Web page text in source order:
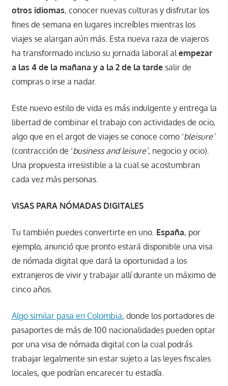
otros idiomas, conocer nuevas culturas y disfrutar los
fines de semana en lugares increíbles mientras los
viajes se alargan aún más. Esta nueva raza de viajeros
ha transformado incluso su jornada laboral alempezar
a las 4 de la mañana y a la 2 de la tardesalir de
compras o irse a nadar.
Este nuevo estilo de vida es más indulgente y entrega la
libertad de combinar el trabajo con actividades de ocio,
algo que en el argot de viajes se conoce como ‘bleisure’
(contracción de ‘business and leisure’, negocio y ocio).
Una propuesta irresistible a la cual se acostumbran
cada vez más personas.
VISAS PARA NÓMADAS DIGITALES
Tu también puedes convertirte en uno. España, por
ejemplo, anunció que pronto estará disponible una visa
de nómada digital que dará la oportunidad a los
extranjeros de vivir y trabajar allí durante un máximo de
cinco años.
Algo similar pasa en Colombia, donde los portadores de
pasaportes de más de 100 nacionalidades pueden optar
por una visa de nómada digital con la cual podrás
trabajar legalmente sin estar sujeto a las leyes fiscales
locales, que podrían encarecer tu estadía.